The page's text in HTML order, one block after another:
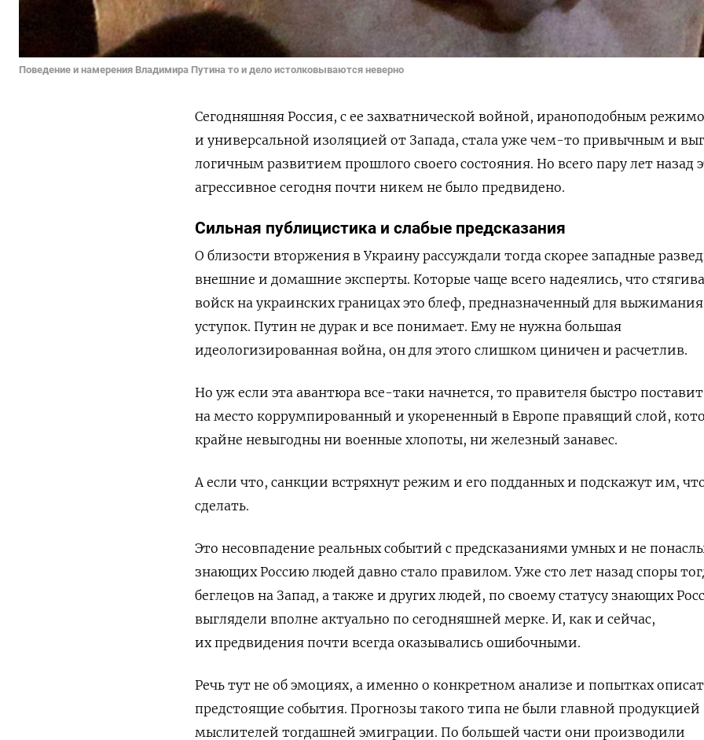
Поведение и намерения Владимира Путина то и дело истолковываются неверно
Сегодняшняя Россия, с ее захватнической войной, ираноподобным
и универсальной изоляцией от Запада, стала уже чем-то привычным и
логичным развитием прошлого своего состояния. Но всего пару лет назад
агрессивное сегодня почти никем не было предвидено.
Сильная публицистика и слабые предсказания
О близости вторжения в Украину рассуждали тогда скорее западные
внешние и домашние эксперты. Которые чаще всего надеялись, что
войск на украинских границах это блеф, предназначенный для выжимания
уступок. Путин не дурак и все понимает. Ему не нужна большая
идеологизированная война, он для этого слишком циничен и расчетлив.
Но уж если эта авантюра все-таки начнется, то правителя быстро поставит
на место коррумпированный и укорененный в Европе правящий слой,
крайне невыгодны ни военные хлопоты, ни железный занавес.
А если что, санкции встряхнут режим и его подданных и подскажут им,
сделать.
Это несовпадение реальных событий с предсказаниями умных и не
знающих Россию людей давно стало правилом. Уже сто лет назад споры
беглецов на Запад, а также и других людей, по своему статусу знающих
выглядели вполне актуально по сегодняшней мерке. И, как и сейчас,
их предвидения почти всегда оказывались ошибочными.
Речь тут не об эмоциях, а именно о конкретном анализе и попытках
предстоящие события. Прогнозы такого типа не были главной продукцией
мыслителей тогдашней эмиграции. По большей части они производили